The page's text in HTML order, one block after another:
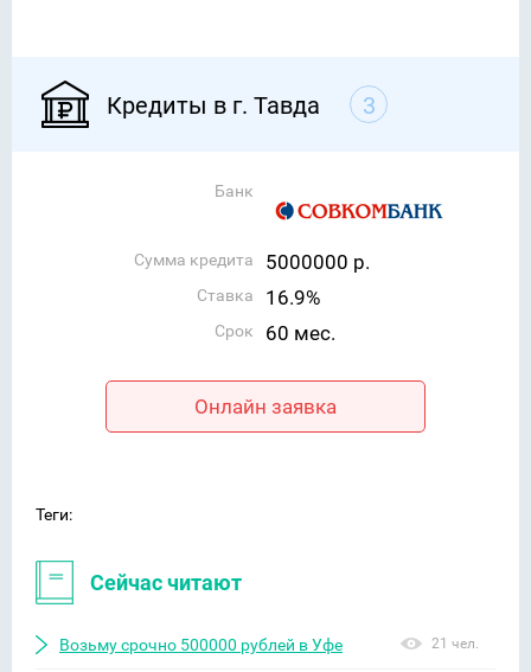
Кредиты в г. Тавда 3
Банк
Сумма кредита 5000000 р.
Ставка 16.9%
Срок 60 мес.
Онлайн заявка
Теги:
Сейчас читают
Возьму срочно 500000 рублей в Уфе 21 чел.